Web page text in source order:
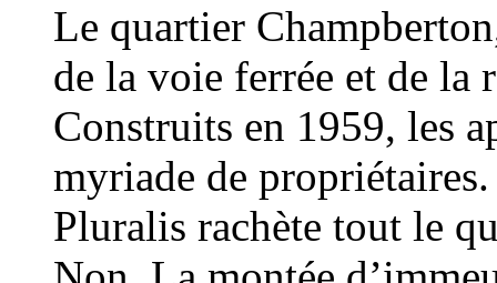
Le quartier
de la voie ferrée et de la
Construits en 1959, les
myriade de
Pluralis rachète tout le